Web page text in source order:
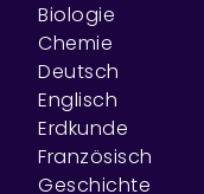
Biologie
Chemie
Deutsch
Englisch
Erdkunde
Französisch
Geschichte